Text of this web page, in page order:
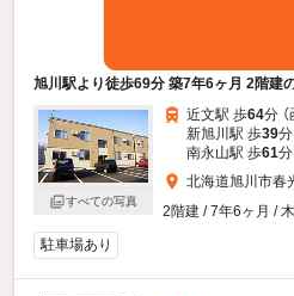
旭川駅より徒歩69分 築7年6ヶ月 2階建
すべての写真
近文駅 歩64分 （
新旭川駅 歩39分
南永山駅 歩61分
北海道旭川市春
2階建 / 7年6ヶ月 /
駐車場あり